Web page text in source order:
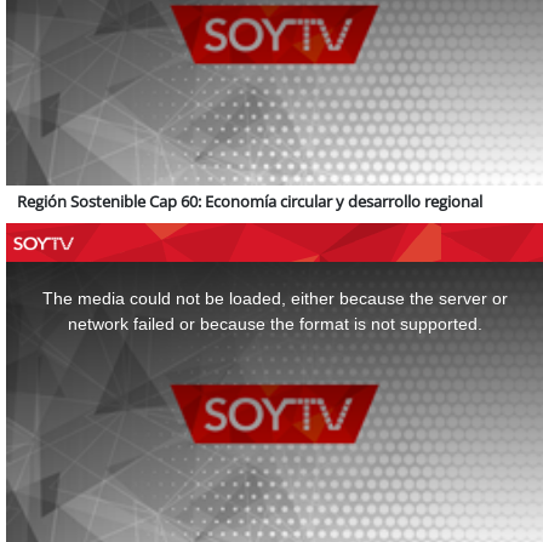
Región Sostenible Cap 60: Economía circular y desarrollo regional
The media could not be loaded, either because the server or
network failed or because the format is not supported.